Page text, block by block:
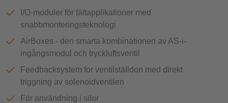
I/O-moduler för fältapplikationer med
snabbmonteringsteknologi
AirBoxes - den smarta kombinationen av AS-i-
ingångsmodul och tryckluftsventil
Feedbacksystem for ventilställdon med direkt
triggning av solenoidventilen
För användning i silor